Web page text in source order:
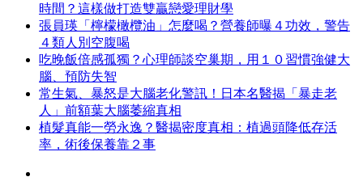
時間？這樣做打造雙贏戀愛理財學
張員瑛「檸檬橄欖油」怎麼喝？營養師曝４功效，警告
４類人別空腹喝
吃晚飯倍感孤獨？心理師談空巢期，用１０習慣強健大
腦、預防失智
常生氣、暴怒是大腦老化警訊！日本名醫揭「暴走老
人」前額葉大腦萎縮真相
植髮真能一勞永逸？醫揭密度真相：植過頭降低存活
率，術後保養靠２事